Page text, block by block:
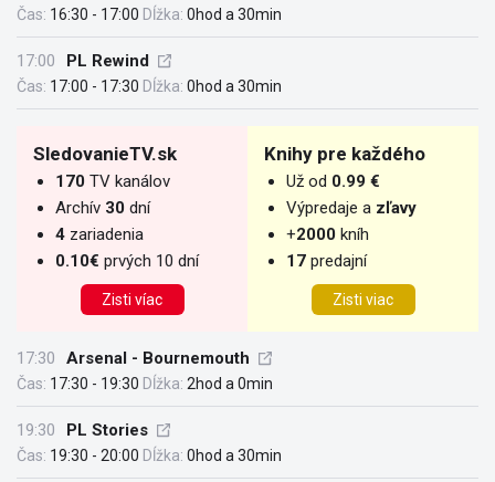
Čas: 16:30 - 17:00 Dĺžka: 0hod a 30min
17:00 PL Rewind
Čas: 17:00 - 17:30 Dĺžka: 0hod a 30min
SledovanieTV.sk
170 TV kanálov
Archív 30 dní
4 zariadenia
0.10€ prvých 10 dní
Zisti víac
Knihy pre každého
Už od 0.99 €
Výpredaje a zľavy
+2000 kníh
17 predajní
Zisti viac
17:30 Arsenal - Bournemouth
Čas: 17:30 - 19:30 Dĺžka: 2hod a 0min
19:30 PL Stories
Čas: 19:30 - 20:00 Dĺžka: 0hod a 30min